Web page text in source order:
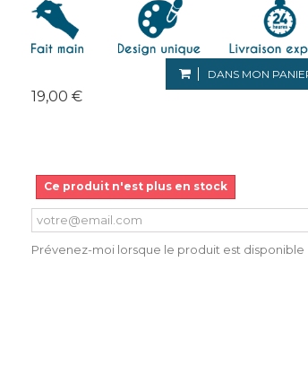
19,00 €
DANS MON
Ce produit n'est plus en stock
Prévenez-moi lorsque le produit est disponible